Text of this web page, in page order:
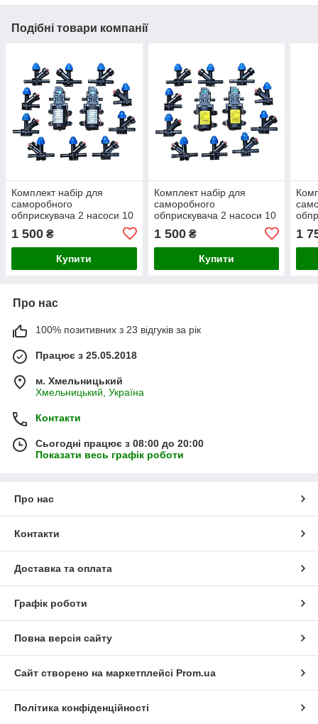
Подібні товари компанії
Комплект набір для
саморобного
обприскувача 2 насоси 10
1 500 ₴
Купити
Комплект набір для
саморобного
обприскувача 2 насоси 10
форсунок акумулятор 12
В 8 Аг (3)
1 500₴
Купити
1
Про нас
100% позитивних з 23 відгуків за рік
Працює з 25.05.2018
м. Хмельницький
Хмельницький, Україна
Контакти
Сьогодні працює з 08:00 до 20:00
Показати весь графік роботи
Про нас
Контакти
Доставка та оплата
Графік роботи
Повна версія сайту
Сайт створено на маркетплейсі Prom.ua
Політика конфіденційності